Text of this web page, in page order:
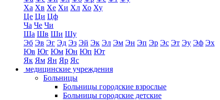
Ха Хв Хе Хи Хл Хо Ху
Це Ци Цф
Ча Че Чи
Ша Шв Ши Шу
Эб Эв Эг Эд Эз Эй Эк Эл Эм Эн Эп Эр Эс Эт Эу Эф Эх
Юв Юг Юм Юн Юп Ют
Як Ям Ян Яр Яс
медицинские учреждения
Больницы
Больницы городские взрослые
Больницы городские детские